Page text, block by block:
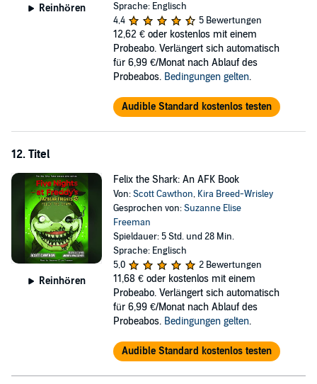
Reinhören
Sprache: Englisch
4,4
5 Bewertungen
12,62 € oder kostenlos mit einem
Probeabo. Verlängert sich automatisch
für 6,99 €/Monat nach Ablauf des
Probeabos. Bedingungen gelten.
Audible Standard kostenlos testen
12. Titel
Reinhören
Felix the Shark: An AFK Book
Von:Scott Cawthon, Kira Breed-Wrisley
Gesprochen von:Suzanne Elise
Freeman
Spieldauer: 5 Std. und 28 Min.
Sprache: Englisch
5,0
2 Bewertungen
11,68 € oder kostenlos mit einem
Probeabo. Verlängert sich automatisch
für 6,99 €/Monat nach Ablauf des
Probeabos. Bedingungen gelten.
Audible Standard kostenlos testen